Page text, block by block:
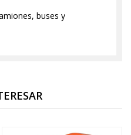
buses y